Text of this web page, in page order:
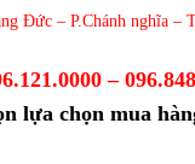
Đức – P.Chánh nghĩa –
–
lựa chọn mua